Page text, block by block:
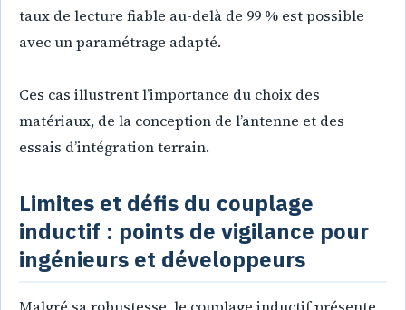
taux de lecture fiable au-delà de 99 % est possible
avec un paramétrage adapté.
Ces cas illustrent l’importance du choix des
matériaux, de la conception de l’antenne et des
essais d’intégration terrain.
Limites et défis du couplage
inductif : points de vigilance pour
ingénieurs et développeurs